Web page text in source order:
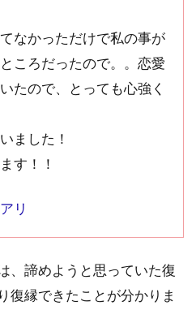
なかっただけで私の事が
ころだったので。。恋愛
たので、とっても心強く
ました！
す！！
リ
、諦めようと思っていた復
復縁できたことが分かりま